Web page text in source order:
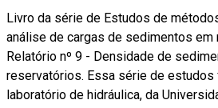
Livro da série de Estudos de
análise de cargas de sedimentos em
Relatório nº 9 - Densidade de
reservatórios. Essa série de
laboratório de hidráulica, da